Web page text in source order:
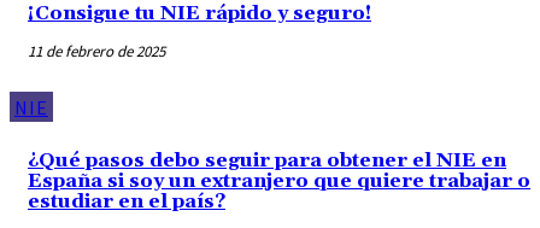
¡Consigue tu NIE rápido y seguro!
11 de febrero de 2025
NIE
¿Qué pasos debo seguir para obtener el NIE en
España si soy un extranjero que quiere trabajar o
estudiar en el país?